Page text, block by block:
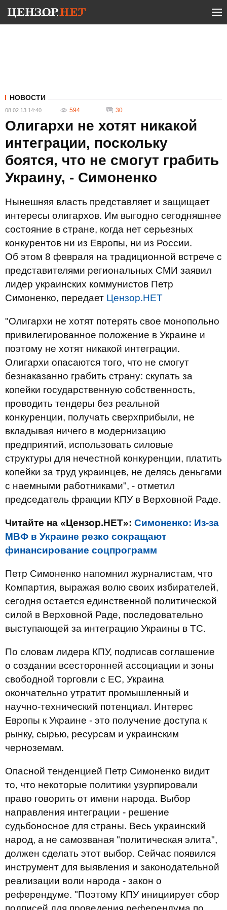
НОВОСТИ
08.02.13 14:40 594 30
Олигархи не хотят никакой
интеграции, поскольку
боятся, что не смогут грабить
Украину, - Симоненко
Нынешняя власть представляет и защищает
интересы олигархов. Им выгодно сегодняшнее
состояние в стране, когда нет серьезных
конкурентов ни из Европы, ни из России.
Об этом 8 февраля на традиционной встрече с
представителями региональных СМИ заявил
лидер украинских коммунистов Петр
Симоненко, передает Цензор.НЕТ
"Олигархи не хотят потерять свое монопольно
привилегированное положение в Украине и
поэтому не хотят никакой интеграции.
Олигархи опасаются того, что не смогут
безнаказанно грабить страну: скупать за
копейки государственную собственность,
проводить тендеры без реальной
конкуренции, получать сверхприбыли, не
вкладывая ничего в модернизацию
предприятий, использовать силовые
структуры для нечестной конкуренции, платить
копейки за труд украинцев, не делясь деньгами
с наемными работниками", - отметил
председатель фракции КПУ в Верховной Раде.
Читайте на «Цензор.НЕТ»: Симоненко: Из-за
МВФ в Украине резко сокращают
финансирование соцпрограмм
Петр Симоненко напомнил журналистам, что
Компартия, выражая волю своих избирателей,
сегодня остается единственной политической
силой в Верховной Раде, последовательно
выступающей за интеграцию Украины в ТС.
По словам лидера КПУ, подписав соглашение
о создании всесторонней ассоциации и зоны
свободной торговли с ЕС, Украина
окончательно утратит промышленный и
научно-технический потенциал. Интерес
Европы к Украине - это получение доступа к
рынку, сырью, ресурсам и украинским
черноземам.
Опасной тенденцией Петр Симоненко видит
то, что некоторые политики узурпировали
право говорить от имени народа. Выбор
направления интеграции - решение
судьбоносное для страны. Весь украинский
народ, а не самозваная "политическая элита",
должен сделать этот выбор. Сейчас появился
инструмент для выявления и законодательной
реализации воли народа - закон о
референдуме. "Поэтому КПУ инициирует сбор